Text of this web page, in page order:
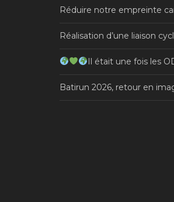
Réduire notre empreinte
Réalisation d’une liaison
Il était une fois les
Batirun 2026, retour en